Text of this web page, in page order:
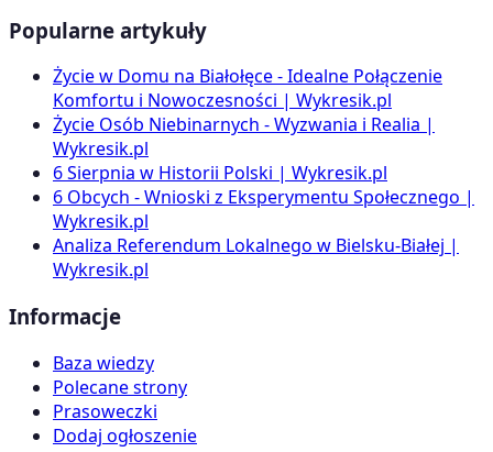
Popularne artykuły
Życie w Domu na Białołęce - Idealne Połączenie
Komfortu i Nowoczesności | Wykresik.pl
Życie Osób Niebinarnych - Wyzwania i Realia |
Wykresik.pl
6 Sierpnia w Historii Polski | Wykresik.pl
6 Obcych - Wnioski z Eksperymentu Społecznego |
Wykresik.pl
Analiza Referendum Lokalnego w Bielsku-Białej |
Wykresik.pl
Informacje
Baza wiedzy
Polecane strony
Prasoweczki
Dodaj ogłoszenie